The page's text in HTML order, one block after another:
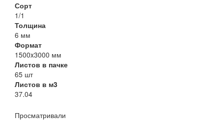
Сорт
1/1
Толщина
6 мм
Формат
1500x3000 мм
Листов в пачке
65 шт
Листов в м3
37.04
Просматривали